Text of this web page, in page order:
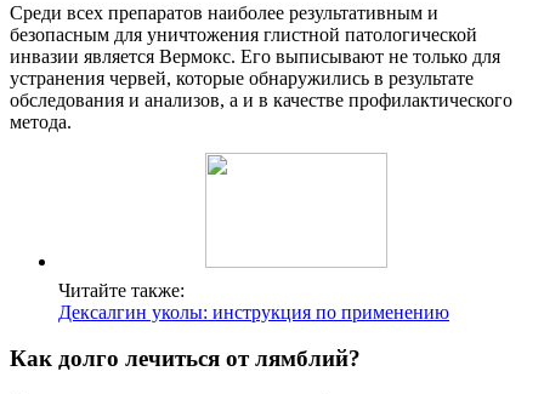
Среди всех препаратов наиболее результативным и
безопасным для уничтожения глистной патологической
инвазии является Вермокс. Его выписывают не только для
устранения червей, которые обнаружились в результате
обследования и анализов, а и в качестве профилактического
метода.
Читайте также:
Дексалгин уколы: инструкция по применению
Как долго лечиться от лямблий?